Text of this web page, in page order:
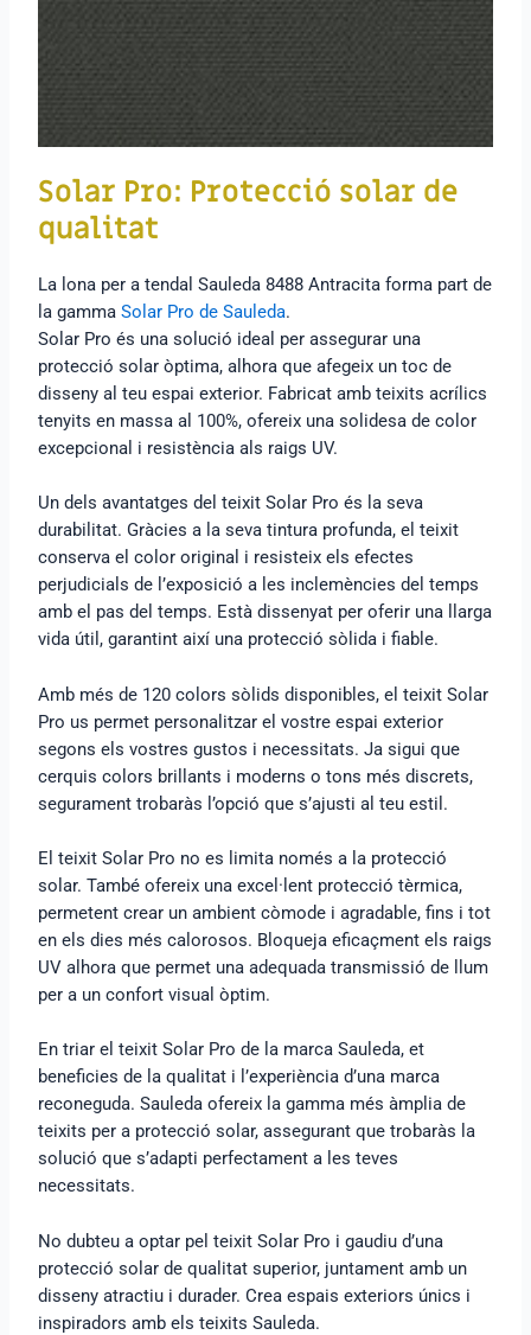
Solar Pro: Protecció solar de
qualitat
La lona per a tendal Sauleda 8488 Antracita forma part de
la gammaSolar Pro de Sauleda.
Solar Pro és una solució ideal per assegurar una
protecció solar òptima, alhora que afegeix un toc de
disseny al teu espai exterior. Fabricat amb teixits acrílics
tenyits en massa al 100%, ofereix una solidesa de color
excepcional i resistència als raigs UV.
Un dels avantatges del teixit Solar Pro és la seva
durabilitat. Gràcies a la seva tintura profunda, el teixit
conserva el color original i resisteix els efectes
perjudicials de l’exposició a les inclemències del temps
amb el pas del temps. Està dissenyat per oferir una llarga
vida útil, garantint així una protecció sòlida i fiable.
Amb més de 120 colors sòlids disponibles, el teixit Solar
Pro us permet personalitzar el vostre espai exterior
segons els vostres gustos i necessitats. Ja sigui que
cerquis colors brillants i moderns o tons més discrets,
segurament trobaràs l’opció que s’ajusti al teu estil.
El teixit Solar Pro no es limita només a la protecció
solar. També ofereix una excel·lent protecció tèrmica,
permetent crear un ambient còmode i agradable, fins i tot
en els dies més calorosos. Bloqueja eficaçment els raigs
UV alhora que permet una adequada transmissió de llum
per a un confort visual òptim.
En triar el teixit Solar Pro de la marca Sauleda, et
beneficies de la qualitat i l’experiència d’una marca
reconeguda. Sauleda ofereix la gamma més àmplia de
teixits per a protecció solar, assegurant que trobaràs la
solució que s’adapti perfectament a les teves
necessitats.
No dubteu a optar pel teixit Solar Pro i gaudiu d’una
protecció solar de qualitat superior, juntament amb un
disseny atractiu i durader. Crea espais exteriors únics i
inspiradors amb els teixits Sauleda.